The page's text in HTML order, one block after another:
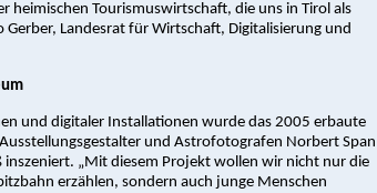
heimischen Tourismuswirtschaft, die uns in Tirol als
Gerber, Landesrat für Wirtschaft, Digitalisierung und
und digitaler Installationen wurde das 2005 erbaute
und Astrofotografen Norbert Span
inszeniert. „Mit diesem Projekt wollen wir nicht nur die
erzählen, sondern auch junge Menschen